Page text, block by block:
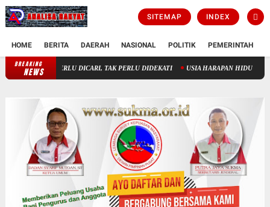
SITEMAP INDEX
HOME BERITA DAERAH NASIONAL POLITIK PEMERINTAH
BREAKING
NEWS KAU KIRA TUHAN ITU BODOH !!! TUHAN TAK PERLU DICARI,